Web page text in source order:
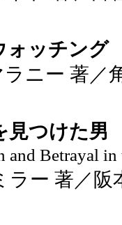
ォッチング
ニー 著／
見つけた
and Betrayal
ラー 著／阪